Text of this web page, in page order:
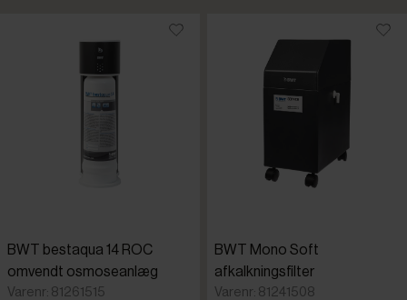
Laveste pris
BWT bestaqua 14 ROC
omvendt osmoseanlæg
Varenr: 81261515
BWT Mono Soft
afkalkningsfilter
Varenr: 81241508